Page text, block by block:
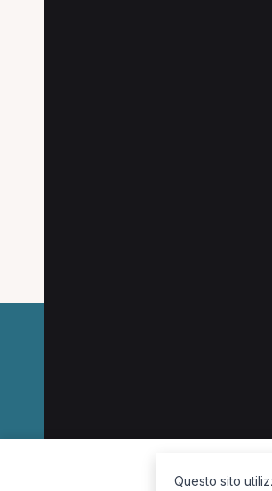
Questo sito